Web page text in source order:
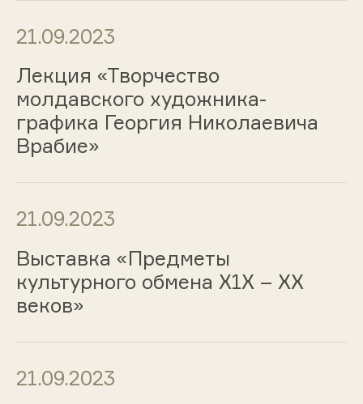
21.09.2023
Лекция «Творчество
молдавского художника-
графика Георгия Николаевича
Врабие»
21.09.2023
Выставка «Предметы
культурного обмена Х1Х – ХХ
веков»
21.09.2023